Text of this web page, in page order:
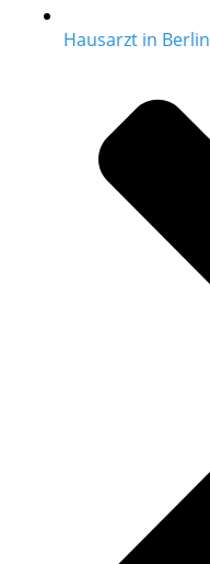
Hausarzt in Berlin